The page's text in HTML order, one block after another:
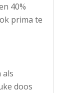
40%
prima te
als
doos